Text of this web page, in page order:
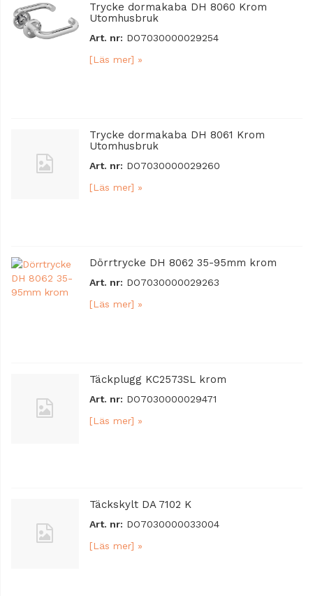
Trycke dormakaba DH 8060 Krom
Utomhusbruk
Art. nr: DO7030000029254
[Läs mer] »
Trycke dormakaba DH 8061 Krom
Utomhusbruk
Art. nr: DO7030000029260
[Läs mer] »
Dörrtrycke DH 8062 35-95mm krom
Art. nr: DO7030000029263
[Läs mer] »
Täckplugg KC2573SL krom
Art. nr: DO7030000029471
[Läs mer] »
Täckskylt DA 7102 K
Art. nr: DO7030000033004
[Läs mer] »